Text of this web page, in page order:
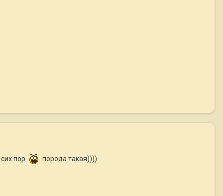
пор порода такая))))